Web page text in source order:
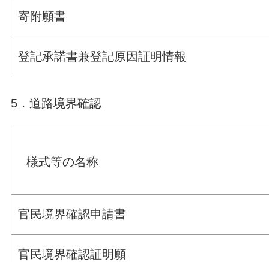
寄附願書
登記承諾書兼登記原因証明情報
5．道路境界確認
様式等の名称
官民境界確認申請書
官民境界確認証明願